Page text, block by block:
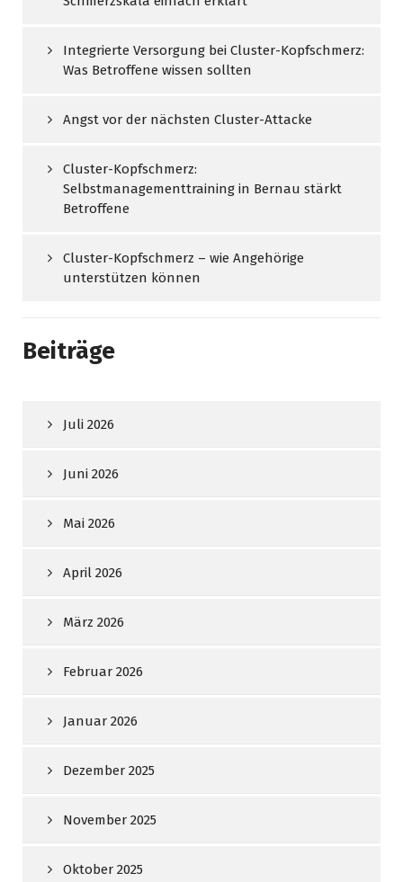
Integrierte Versorgung bei Cluster-Kopfschmerz:
Was Betroffene wissen sollten
Angst vor der nächsten Cluster-Attacke
Cluster-Kopfschmerz:
Selbstmanagementtraining in Bernau stärkt
Betroffene
Cluster-Kopfschmerz – wie Angehörige
unterstützen können
Beiträge
Juli 2026
Juni 2026
Mai 2026
April 2026
März 2026
Februar 2026
Januar 2026
Dezember 2025
November 2025
Oktober 2025